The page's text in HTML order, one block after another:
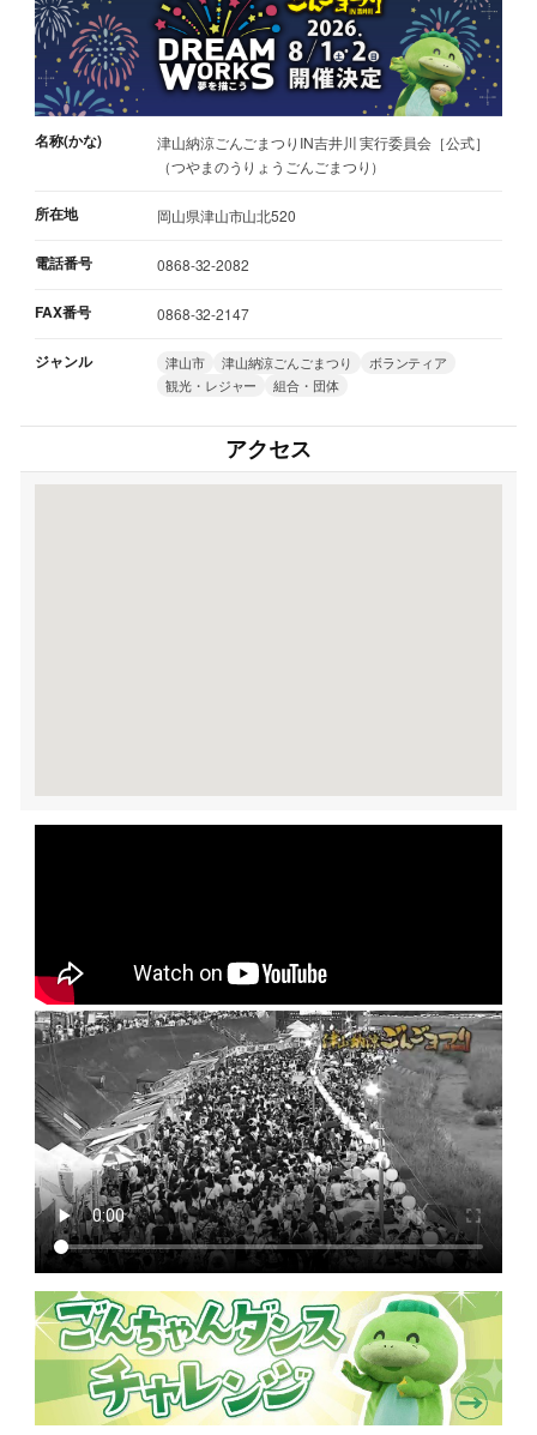
名称(かな)
津山納涼ごんごまつりIN吉井川 実行委員会［公式］
（つやまのうりょうごんごまつり）
所在地 岡山県津山市山北520
電話番号 0868-32-2082
FAX番号 0868-32-2147
ジャンル 津山市 津山納涼ごんごまつり
ボランティア
観光・レジャー
組合・団体
アクセス